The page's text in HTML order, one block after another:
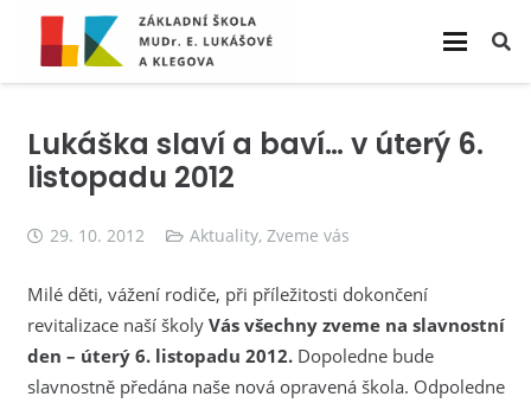
Lukáška slaví a baví… v úterý 6.
listopadu 2012
29. 10. 2012 Aktuality,Zveme vás
Milé děti, vážení rodiče, při příležitosti dokončení
revitalizace naší školy Vás všechny zveme na slavnostní
den – úterý 6. listopadu 2012.Dopoledne bude
slavnostně předána naše nová opravená škola. Odpoledne